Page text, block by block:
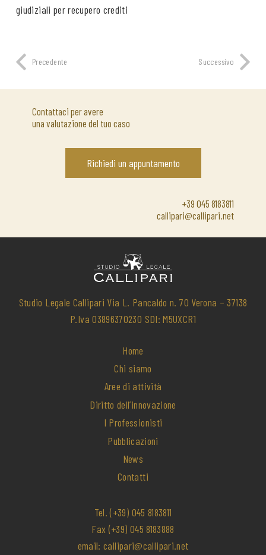
giudiziali per recupero crediti
Precedente Successivo
Contattaci per avere
una valutazione del tuo caso
Richiedi un appuntamento
+39 045 8183811
callipari@callipari.net
Studio Legale Callipari Via L. Pancaldo n. 70 Verona – 37138
P.Iva 03896370230 SDI: M5UXCR1
Home
Chi siamo
Aree di attività
Diritto dell’innovazione
I Professionisti
Pubblicazioni
News
Contatti
Tel.(+39) 045 8183811
Fax(+39) 045 8183888
email:callipari@callipari.net